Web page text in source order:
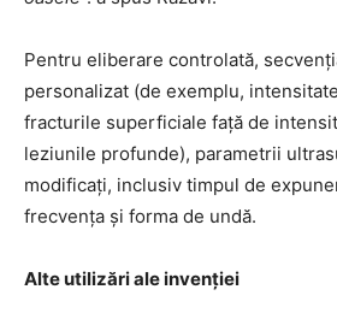
Pentru eliberare controlată,
personalizat (de exemplu,
fracturile superficiale față de
leziunile profunde), parametrii
modificați, inclusiv timpul de
frecvența și forma de undă.
Alte utilizări ale invenției